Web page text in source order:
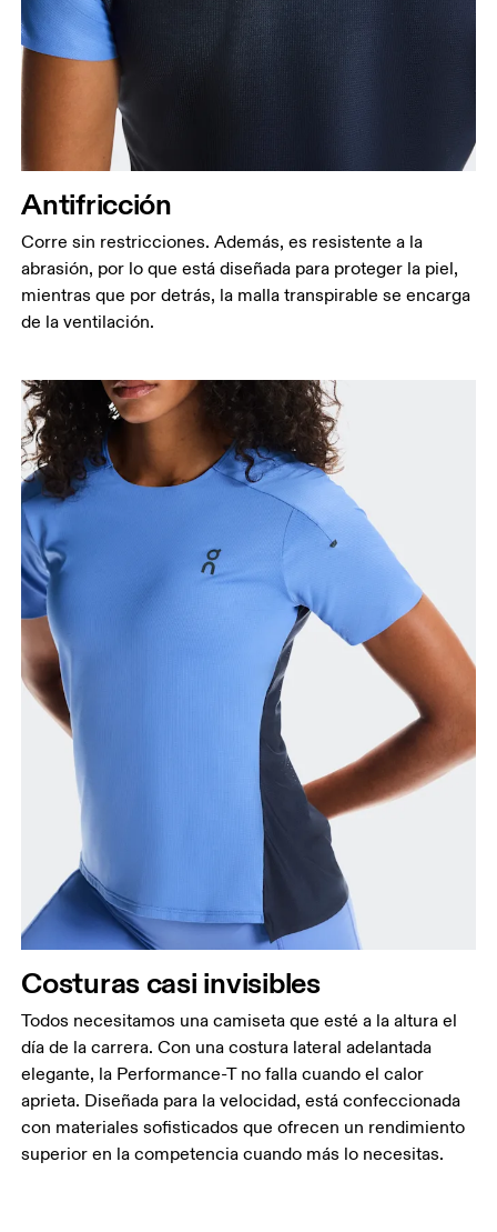
Antifricción
Corre sin restricciones. Además, es resistente a la
abrasión, por lo que está diseñada para proteger la piel,
mientras que por detrás, la malla transpirable se encarga
de la ventilación.
Costuras casi invisibles
Todos necesitamos una camiseta que esté a la altura el
día de la carrera. Con una costura lateral adelantada
elegante, la Performance-T no falla cuando el calor
aprieta. Diseñada para la velocidad, está confeccionada
con materiales sofisticados que ofrecen un rendimiento
superior en la competencia cuando más lo necesitas.